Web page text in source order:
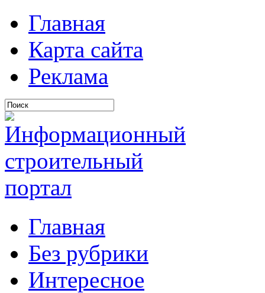
Главная
Карта сайта
Реклама
Главная
Без рубрики
Интересное